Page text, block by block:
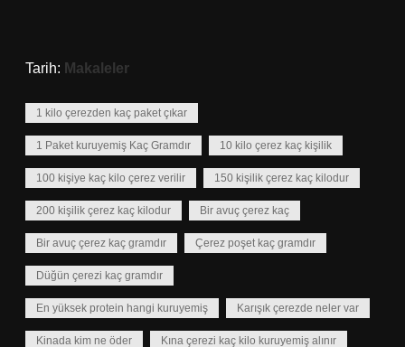
Tarih: Makaleler
1 kilo çerezden kaç paket çıkar
1 Paket kuruyemiş Kaç Gramdır 10 kilo çerez kaç kişilik
100 kişiye kaç kilo çerez verilir 150 kişilik çerez kaç kilodur
200 kişilik çerez kaç kilodur Bir avuç çerez kaç
Bir avuç çerez kaç gramdır Çerez poşet kaç gramdır
Düğün çerezi kaç gramdır
En yüksek protein hangi kuruyemiş Karışık çerezde neler var
Kinada kim ne öder Kına çerezi kaç kilo kuruyemiş alınır